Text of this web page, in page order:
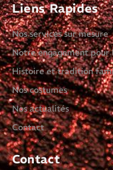
Liens Rapides
Nos services sur mesure
Notre engagement pour
Histoire et tradition
Nos costumes
Nos actualités
Contact
Contact